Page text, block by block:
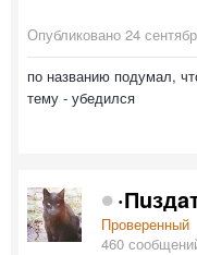
Опубликовано 24
по названию подумал,
тему - убедился
Проверенный
460